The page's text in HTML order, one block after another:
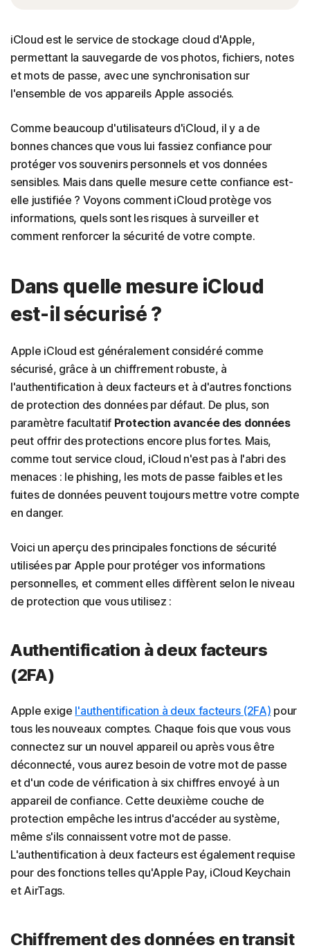
iCloud est le service de stockage cloud d'Apple,
permettant la sauvegarde de vos photos, fichiers, notes
et mots de passe, avec une synchronisation sur
l'ensemble de vos appareils Apple associés.
Comme beaucoup d'utilisateurs d'iCloud, il y a de
bonnes chances que vous lui fassiez confiance pour
protéger vos souvenirs personnels et vos données
sensibles. Mais dans quelle mesure cette confiance est-
elle justifiée ? Voyons comment iCloud protège vos
informations, quels sont les risques à surveiller et
comment renforcer la sécurité de votre compte.
Dans quelle mesure iCloud
est-il sécurisé ?
Apple iCloud est généralement considéré comme
sécurisé, grâce à un chiffrement robuste, à
l'authentification à deux facteurs et à d'autres fonctions
de protection des données par défaut. De plus, son
paramètre facultatif Protection avancée des données
peut offrir des protections encore plus fortes. Mais,
comme tout service cloud, iCloud n'est pas à l'abri des
menaces : le phishing, les mots de passe faibles et les
fuites de données peuvent toujours mettre votre compte
en danger.
Voici un aperçu des principales fonctions de sécurité
utilisées par Apple pour protéger vos informations
personnelles, et comment elles diffèrent selon le niveau
de protection que vous utilisez :
Authentification à deux facteurs
(2FA)
Apple exige l'authentification à deux facteurs (2FA) pour
tous les nouveaux comptes. Chaque fois que vous vous
connectez sur un nouvel appareil ou après vous être
déconnecté, vous aurez besoin de votre mot de passe
et d'un code de vérification à six chiffres envoyé à un
appareil de confiance. Cette deuxième couche de
protection empêche les intrus d'accéder au système,
même s'ils connaissent votre mot de passe.
L'authentification à deux facteurs est également requise
pour des fonctions telles qu'Apple Pay, iCloud Keychain
et AirTags.
Chiffrement des données en transit